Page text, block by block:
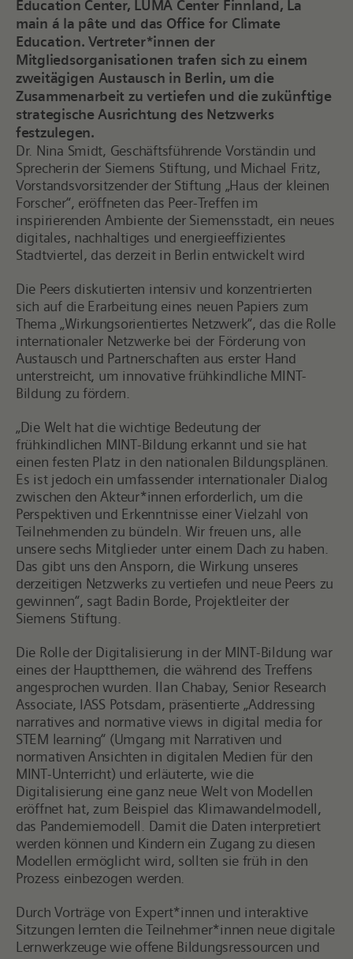
Education Center, LUMA Center Finnland, La
main á la pâte und das Office for Climate
Education. Vertreter*innen der
Mitgliedsorganisationen trafen sich zu einem
zweitägigen Austausch in Berlin, um die
Zusammenarbeit zu vertiefen und die zukünftige
strategische Ausrichtung des Netzwerks
festzulegen.
Dr. Nina Smidt, Geschäftsführende Vorständin und
Sprecherin der Siemens Stiftung, und Michael Fritz,
Vorstandsvorsitzender der Stiftung „Haus der kleinen
Forscher“, eröffneten das Peer-Treffen im
inspirierenden Ambiente der Siemensstadt, ein neues
digitales, nachhaltiges und energieeffizientes
Stadtviertel, das derzeit in Berlin entwickelt wird
Die Peers diskutierten intensiv und konzentrierten
sich auf die Erarbeitung eines neuen Papiers zum
Thema „Wirkungsorientiertes Netzwerk“, das die Rolle
internationaler Netzwerke bei der Förderung von
Austausch und Partnerschaften aus erster Hand
unterstreicht, um innovative frühkindliche MINT-
Bildung zu fördern.
„Die Welt hat die wichtige Bedeutung der
frühkindlichen MINT-Bildung erkannt und sie hat
einen festen Platz in den nationalen Bildungsplänen.
Es ist jedoch ein umfassender internationaler Dialog
zwischen den Akteur*innen erforderlich, um die
Perspektiven und Erkenntnisse einer Vielzahl von
Teilnehmenden zu bündeln. Wir freuen uns, alle
unsere sechs Mitglieder unter einem Dach zu haben.
Das gibt uns den Ansporn, die Wirkung unseres
derzeitigen Netzwerks zu vertiefen und neue Peers zu
gewinnen“, sagt Badin Borde, Projektleiter der
Siemens Stiftung.
Die Rolle der Digitalisierung in der MINT-Bildung war
eines der Hauptthemen, die während des Treffens
angesprochen wurden. Ilan Chabay, Senior Research
Associate, IASS Potsdam, präsentierte „Addressing
narratives and normative views in digital media for
STEM learning“ (Umgang mit Narrativen und
normativen Ansichten in digitalen Medien für den
MINT-Unterricht) und erläuterte, wie die
Digitalisierung eine ganz neue Welt von Modellen
eröffnet hat, zum Beispiel das Klimawandelmodell,
das Pandemiemodell. Damit die Daten interpretiert
werden können und Kindern ein Zugang zu diesen
Modellen ermöglicht wird, sollten sie früh in den
Prozess einbezogen werden.
Durch Vorträge von Expert*innen und interaktive
Sitzungen lernten die Teilnehmer*innen neue digitale
Lernwerkzeuge wie offene Bildungsressourcen und